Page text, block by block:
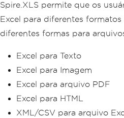
Spire.XLS permite que os
Excel para diferentes
diferentes formas para
Excel para Texto
Excel para Imagem
Excel para arquivo PDF
Excel para HTML
XML/CSV para arquivo